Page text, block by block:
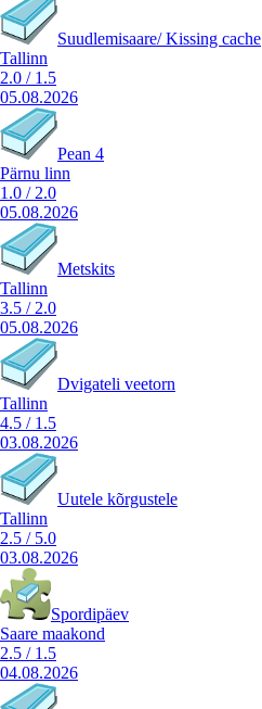
Suudlemisaare/ Kissing cache
Tallinn
2.0 / 1.5
05.08.2026
Pean 4
Pärnu linn
1.0 / 2.0
05.08.2026
Metskits
Tallinn
3.5 / 2.0
05.08.2026
Dvigateli veetorn
Tallinn
4.5 / 1.5
03.08.2026
Uutele kõrgustele
Tallinn
2.5 / 5.0
03.08.2026
Spordipäev
Saare maakond
2.5 / 1.5
04.08.2026